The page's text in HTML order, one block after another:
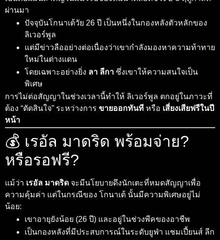
ผ่านมา
ปัจจุบันโกนาเต้วัย 26 ปี เป็นหนึ่งในกองหลังตัวหลักของ
ลิเวอร์พูล
แต่มีข่าวลืออย่างต่อเนื่องว่าเขากำลังมองหาความท้าทาย
ใหม่ในต่างแดน
โดยเฉพาะอย่างยิ่ง ลา ลีกา ซึ่งเขาให้ความสนใจเป็น
พิเศษ
การไม่ต่อสัญญาในช่วงเวลานี้ทำให้ ลิเวอร์พูล ตกอยู่ในภาวะที่
ต้อง “ตัดสินใจ” ระหว่างการ ขายออกทันที หรือ เสี่ยงเสียฟรีในปี
หน้า
💰 เรอัล มาดริด พร้อมจ่าย?
หรือรอฟรี?
แม้ว่า เรอัล มาดริด จะมีนโยบายดึงนักเตะที่หมดสัญญาเพื่อ
ความคุ้มค่า แต่ในกรณีของ โกนาเต้ นั้นมีความพิเศษอยู่ไม่
น้อย:
เขาอายุยังน้อย (26 ปี) และอยู่ในช่วงพีคของอาชีพ
เป็นกองหลังที่มีประสบการณ์ในระดับยูฟ่า แชมเปี้ยนส์ ลีก